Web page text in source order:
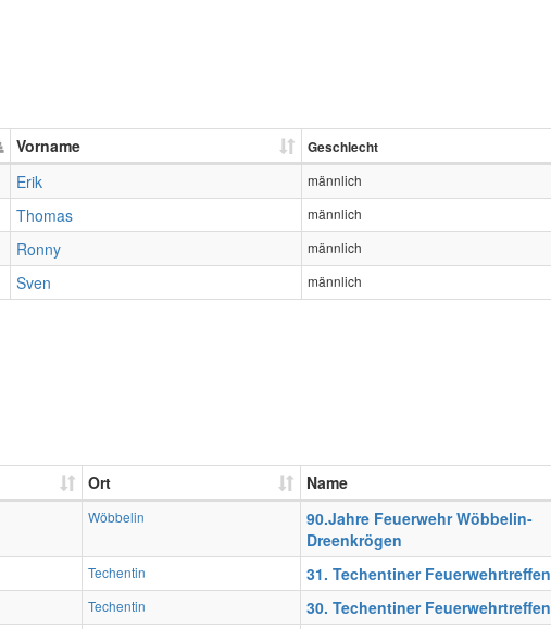
Vorname Geschlecht
Erik männlich
Thomas männlich
Ronny männlich
Sven männlich
Ort Name
Wöbbelin
90.Jahre Feuerwehr Wöbbelin-
Dreenkrögen
Techentin 31. Techentiner Feuerwehrtreffen
Techentin 30. Techentiner Feuerwehrtreffen